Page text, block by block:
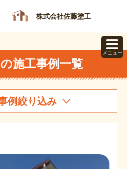
株式会社佐藤塗工
施工事例一覧
例絞り込み
メニュー